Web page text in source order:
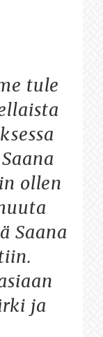
tule
ollen
Saana
ja